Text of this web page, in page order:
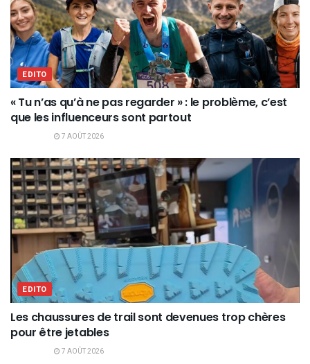
EDITO
« Tu n’as qu’à ne pas regarder » : le problème, c’est
que les influenceurs sont partout
7 AOÛT 2026
EDITO
Les chaussures de trail sont devenues trop chères
pour être jetables
7 AOÛT 2026